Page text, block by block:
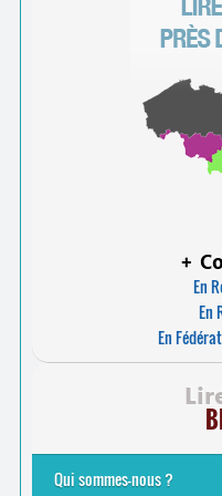
+
En
En
En
Qui sommes-nous ?